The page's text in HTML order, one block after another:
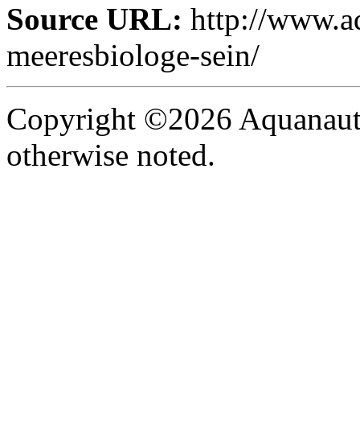
Source URL: http://
meeresbiologe-sein/
Copyright ©2026
otherwise noted.